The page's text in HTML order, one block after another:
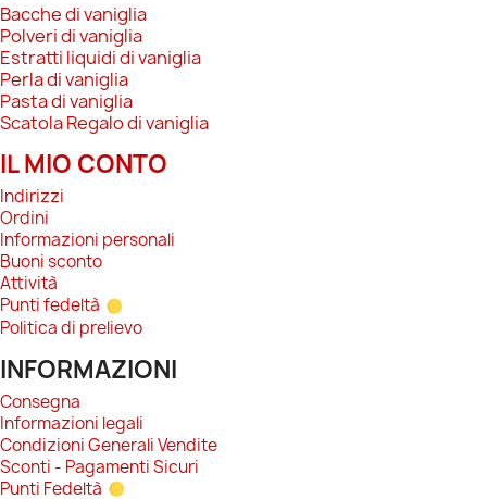
Bacche di vaniglia
Polveri di vaniglia
Estratti liquidi di vaniglia
Perla di vaniglia
Pasta di vaniglia
Scatola Regalo di vaniglia
IL MIO CONTO
Indirizzi
Ordini
Informazioni personali
Buoni sconto
Attività
Punti fedeltà
Politica di prelievo
INFORMAZIONI
Consegna
Informazioni legali
Condizioni Generali Vendite
Sconti - Pagamenti Sicuri
Punti Fedeltà